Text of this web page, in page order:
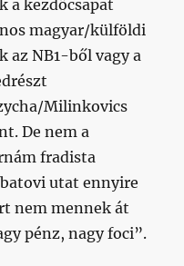
a kezdőcsapat
magyar/külföldi
az NB1-ből vagy a
Milinkovics
De nem a
fradista
utat ennyire
nem mennek át
pénz, nagy foci”.